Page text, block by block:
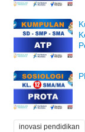
inovasi pendidikan